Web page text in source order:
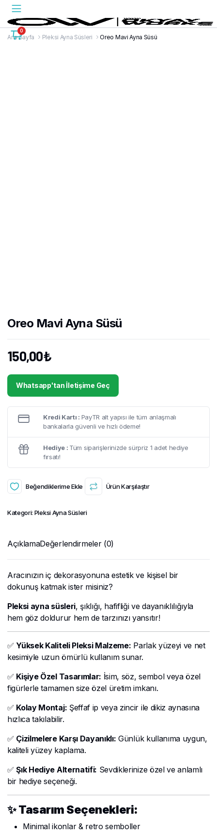
0
Ana Sayfa Pleksi Ayna Süsleri Oreo Mavi Ayna Süsü
Oreo Mavi Ayna Süsü
150,00₺
Whatsapp'tan İletişime Geç
Kredi Kartı : PayTR alt yapısı ile tüm anlaşmalı
bankalarla güvenli ve hızlı ödeme!
Hediye : Tüm siparişlerinizde sürpriz 1 adet hediye
fırsatı!
Beğendiklerime Ekle Ürün Karşılaştır
Kategori: Pleksi Ayna Süsleri
AçıklamaDeğerlendirmeler (0)
Aracınızın iç dekorasyonuna estetik ve kişisel bir
dokunuş katmak ister misiniz?
Pleksi ayna süsleri, şıklığı, hafifliği ve dayanıklılığıyla
hem göz doldurur hem de tarzınızı yansıtır!
✅ Yüksek Kaliteli Pleksi Malzeme: Parlak yüzeyi ve net
kesimiyle uzun ömürlü kullanım sunar.
✅ Kişiye Özel Tasarımlar: İsim, söz, sembol veya özel
figürlerle tamamen size özel üretim imkanı.
✅ Kolay Montaj: Şeffaf ip veya zincir ile dikiz aynasına
hızlıca takılabilir.
✅ Çizilmelere Karşı Dayanıklı: Günlük kullanıma uygun,
kaliteli yüzey kaplama.
✅Şık Hediye Alternatifi: Sevdiklerinize özel ve anlamlı
bir hediye seçeneği.
✨ Tasarım Seçenekleri:
Minimal ikonlar & retro semboller